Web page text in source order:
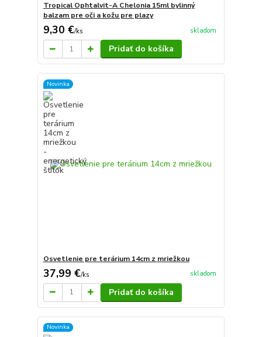
Tropical Ophtalvit-A Chelonia 15ml bylinný
balzam pre oči a kožu pre plazy
9,30 €/ks skladom
Pridať do košíka
Novinka
Osvetlenie pre terárium 14cm z mriežkou
37,99 €/ks skladom
Pridať do košíka
Novinka